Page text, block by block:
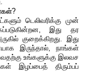
டெலிவரிக்கு முன்
இது தர
குறைக்கிறது. இது
இருந்தால், நாங்கள்
உங்களுக்கு இலவச
இழப்பைத் திரும்பப்